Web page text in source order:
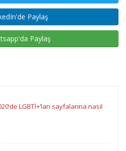
Paylaş
Paylaş
LGBTİ+’ları sayfalarına nasıl